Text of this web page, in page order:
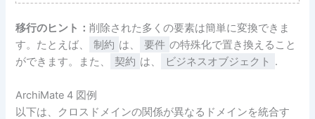
移行のヒント：削除された多くの要素は簡単に変換できま
す。たとえば、
制約 は、 要件 の特殊化で置き換えること
ができます。また、
契約 は、 ビジネスオブジェクト .
ArchiMate 4 図例
以下は、クロスドメインの関係が異なるドメインを統合す